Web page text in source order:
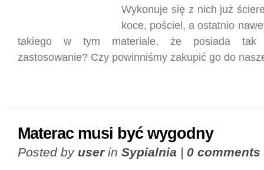
Wykonuje się z nich już
koce, pościel, a ostatnio
takiego w tym materiale, że posiada tak
zastosowanie? Czy powinniśmy zakupić go do
Materac musi być wygodny
Posted by userin Sypialnia | 0 comments